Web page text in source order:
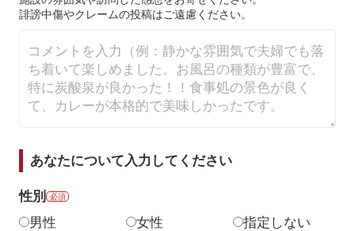
誹謗中傷やクレームの投稿はご遠慮ください。
あなたについて入力してください
性別 必須
男性 女性 指定しない